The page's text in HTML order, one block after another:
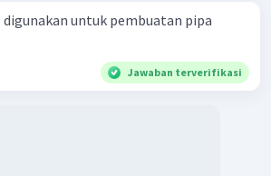
kimia dan fungsinya yang
produk material bangunan
silika dan oksida besi dalam
digunakan untuk pembuatan pipa
Jawaban terverifikasi